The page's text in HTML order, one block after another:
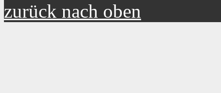
zurück nach oben